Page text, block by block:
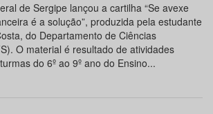
de Sergipe lançou a cartilha “Se avexe
é a solução”, produzida pela estudante
do Departamento de Ciências
O material é resultado de atividades
do 6º ao 9º ano do Ensino...